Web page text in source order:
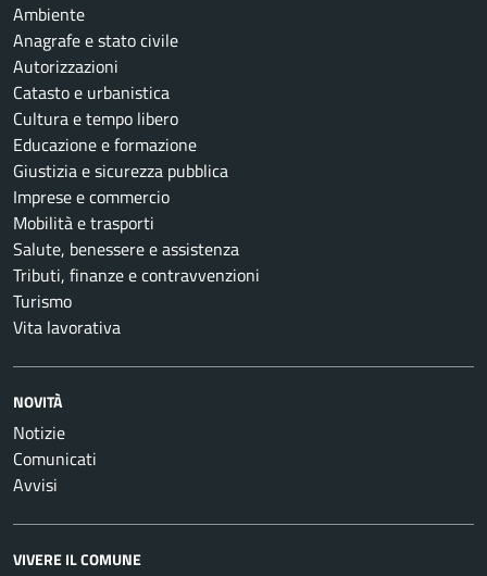
Ambiente
Anagrafe e stato civile
Autorizzazioni
Catasto e urbanistica
Cultura e tempo libero
Educazione e formazione
Giustizia e sicurezza pubblica
Imprese e commercio
Mobilità e trasporti
Salute, benessere e assistenza
Tributi, finanze e contravvenzioni
Turismo
Vita lavorativa
NOVITÀ
Notizie
Comunicati
Avvisi
VIVERE IL COMUNE